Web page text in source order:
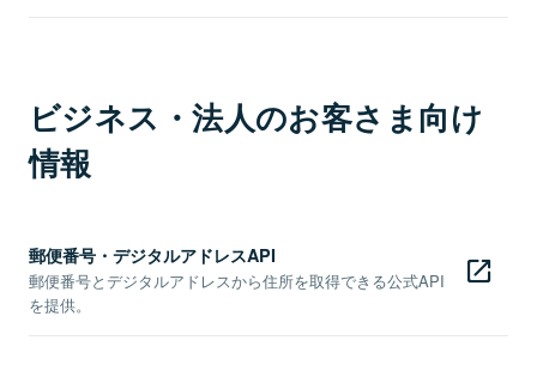
ビジネス・法人のお客さま向け
情報
郵便番号・デジタルアドレスAPI
郵便番号とデジタルアドレスから住所を取得できる公式API
を提供。